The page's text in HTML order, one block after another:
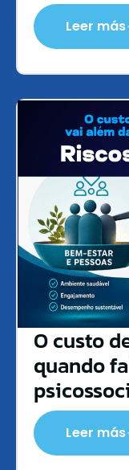
Leer más
O custo
quando
Leer más